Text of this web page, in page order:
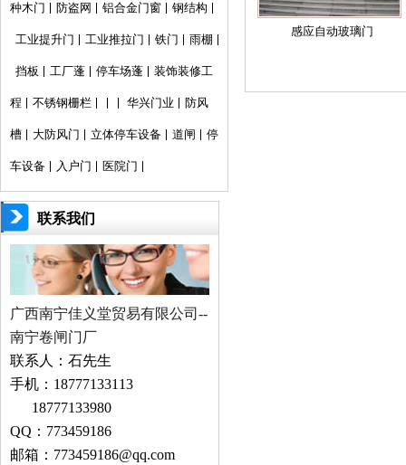
种木门 防盗网 铝合金门窗 钢结构
工业提升门 工业推拉门 铁门 雨棚
挡板 工厂蓬 停车场蓬 装饰装修工
程 不锈钢栅栏 华兴门业 防风
槽 大防风门 立体停车设备 道闸 停
车设备 入户门 医院门
联系我们
广西南宁佳义堂贸易有限公司--
南宁卷闸门厂
联系人： 石先生
手机： 18777133113
18777133980
QQ ： 773459186
邮箱： 773459186@qq.com
感应自动玻璃门